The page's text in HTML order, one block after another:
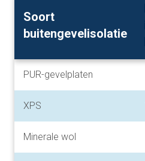
Soort
buitengevelisolatie
PUR-gevelplaten
XPS
Minerale wol